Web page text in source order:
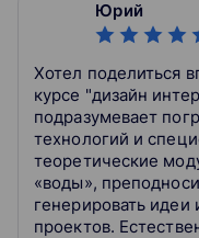
графики
лабораторная
От идеи до
В этом блоке вы
так, как это работает
весь путь — от
до защиты перед
подготовить бриф для
Юрий
Хотел поделиться
курсе "дизайн
подразумевает
технологий и
теоретические
«воды»,
генерировать
проектов.